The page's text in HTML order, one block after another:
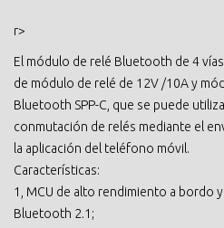
r>
El módulo de relé Bluetooth de 4
de módulo de relé de 12V /10A y
Bluetooth SPP-C, que se puede
conmutación de relés mediante el
la aplicación del teléfono móvil.
Características:
1, MCU de alto rendimiento a bordo
Bluetooth 2.1;